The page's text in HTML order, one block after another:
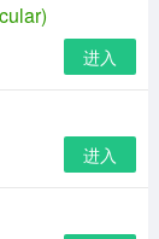
进入
进入